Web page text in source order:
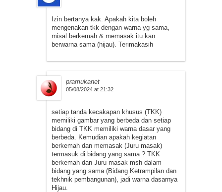
Izin bertanya kak. Apakah kita boleh
mengenakan tkk dengan warna yg sama,
misal berkemah & memasak itu kan
berwarna sama (hijau). Terimakasih
pramukanet
05/08/2024 at 21:32
setiap tanda kecakapan khusus (TKK)
memiliki gambar yang berbeda dan setiap
bidang di TKK memiliki warna dasar yang
berbeda. Kemudian apakah kegiatan
berkemah dan memasak (Juru masak)
termasuk di bidang yang sama ? TKK
berkemah dan Juru masak msh dalam
bidang yang sama (Bidang Ketrampilan dan
tekhnik pembangunan), jadi warna dasarnya
Hijau.